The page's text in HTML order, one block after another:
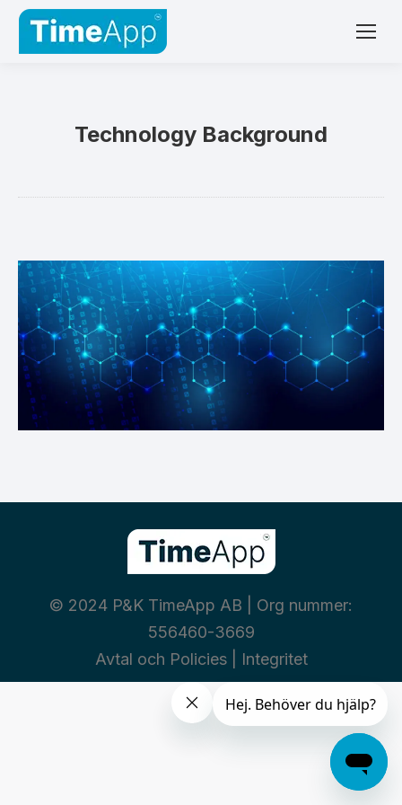
Technology Background
© 2024 P&K TimeApp AB | Org nummer:
556460-3669
Avtal och Policies| Integritet